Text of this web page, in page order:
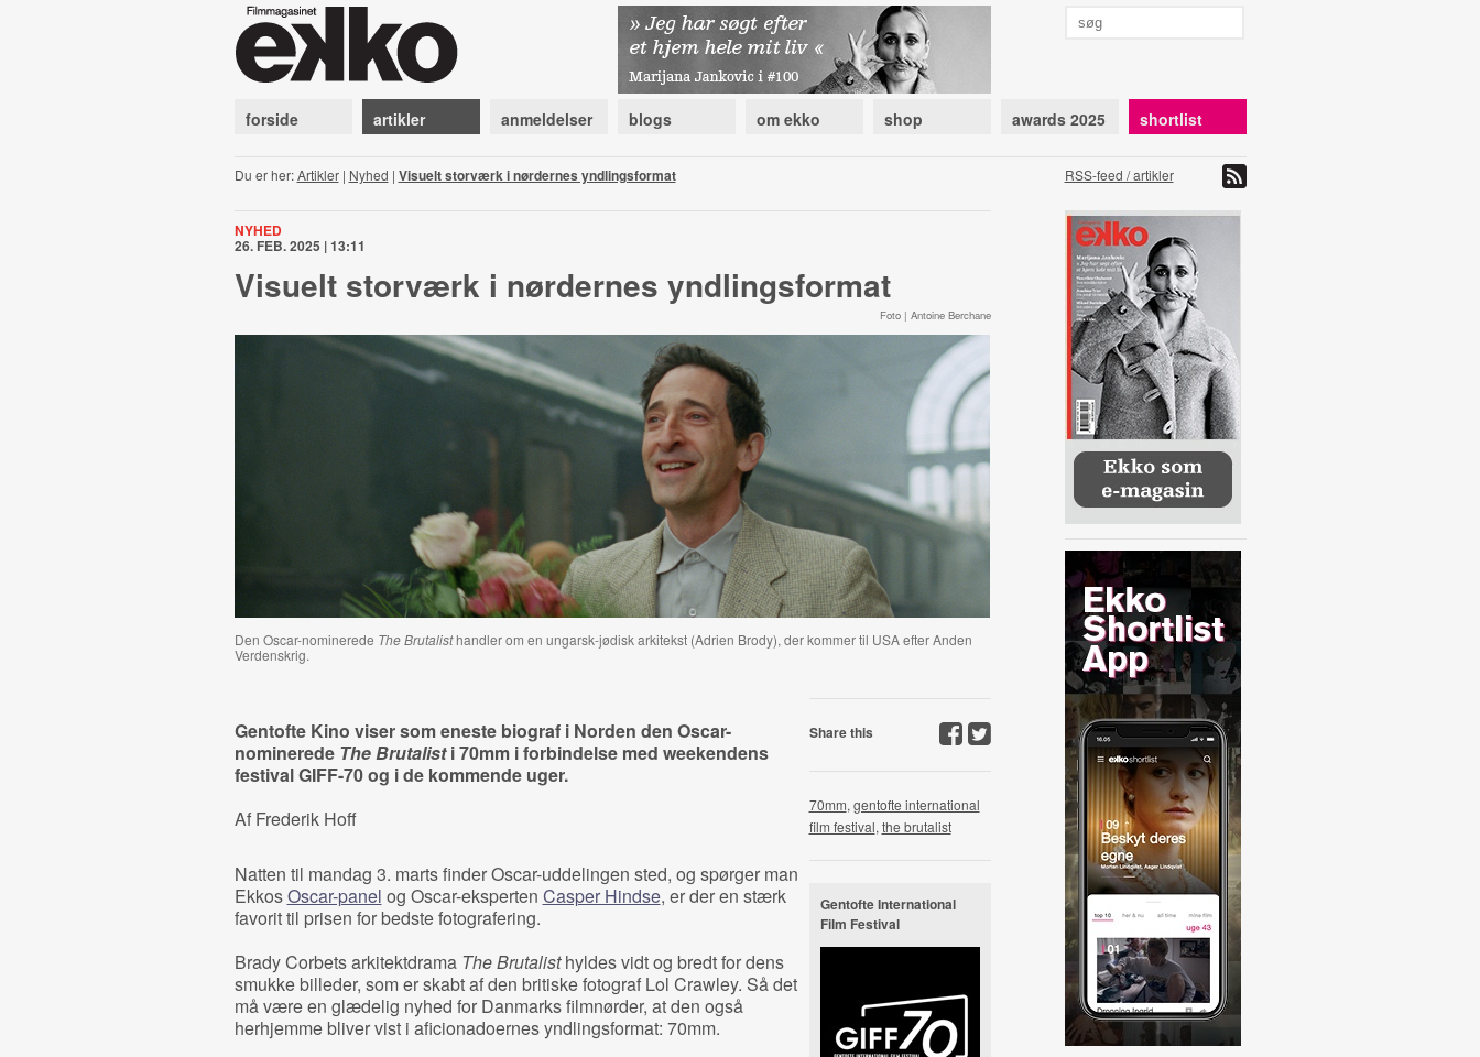
forside artikler anmeldelser blogs om ekko shop awards 2025 shortlist
Du er her:Artikler| Nyhed | Visuelt storværk i nørdernes yndlingsformat RSS-feed / artikler
NYHED
26. FEB. 2025 | 13:11
Visuelt storværk i nørdernes yndlingsformat
Foto | Antoine Berchane
Den Oscar-nominerede The Brutalisthandler om en ungarsk-jødisk arkitekst (Adrien Brody), der kommer til USA efter Anden
Verdenskrig.
Gentofte Kino viser som eneste biograf i Norden den Oscar-
nominerede The Brutalisti 70mm i forbindelse med weekendens
festival GIFF-70 og i de kommende uger.
Af Frederik Hoff
Natten til mandag 3. marts finder Oscar-uddelingen sted, og spørger man
EkkosOscar-panel og Oscar-eksperten Casper Hindse, er der en stærk
favorit til prisen for bedste fotografering.
Brady Corbets arkitektdrama The Brutalisthyldes vidt og bredt for dens
smukke billeder, som er skabt af den britiske fotograf Lol Crawley. Så det
må være en glædelig nyhed for Danmarks filmnørder, at den også
herhjemme bliver vist i aficionadoernes yndlingsformat: 70mm.
Share this
70mm, gentofte international
film festival, the brutalist
Gentofte International
Film Festival